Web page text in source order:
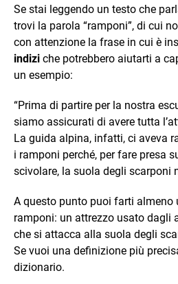
Se stai leggendo un testo che
trovi la parola “ramponi”, di cui
con attenzione la frase in cui è
indizi che potrebbero aiutarti a
un esempio:
“Prima di partire per la nostra
siamo assicurati di avere tutta
La guida alpina, infatti, ci aveva
i ramponi perché, per fare presa
scivolare, la suola degli scarponi
A questo punto puoi farti almeno
ramponi: un attrezzo usato dagli
che si attacca alla suola degli
Se vuoi una definizione più
dizionario.